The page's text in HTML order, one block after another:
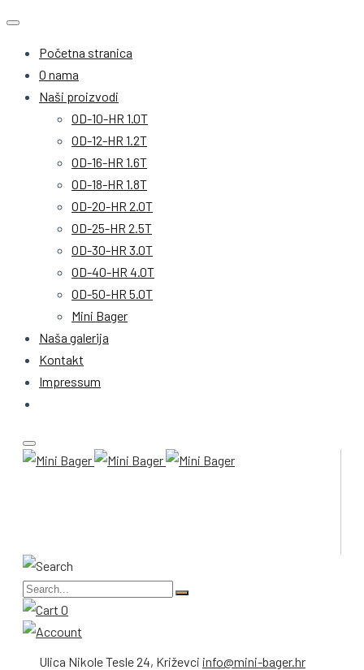
Početna stranica
O nama
Naši proizvodi
OD-10-HR 1.0T
OD-12-HR 1.2T
OD-16-HR 1.6T
OD-18-HR 1.8T
OD-20-HR 2.0T
OD-25-HR 2.5T
OD-30-HR 3.0T
OD-40-HR 4.0T
OD-50-HR 5.0T
Mini Bager
Naša galerija
Kontakt
Impressum
0
Ulica Nikole Tesle 24, Križevci info@mini-bager.hr